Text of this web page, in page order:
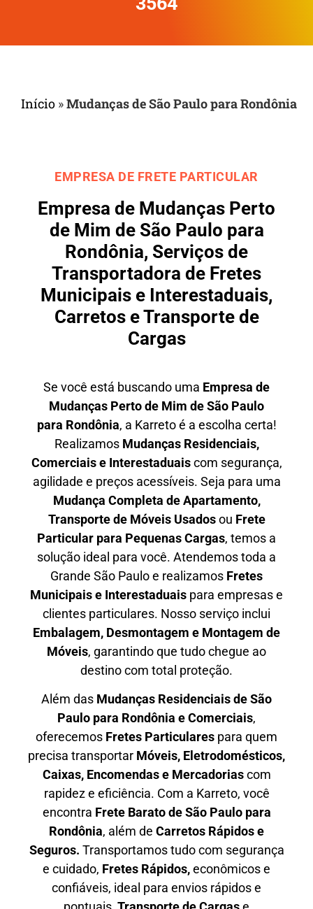
Início »Mudanças de São Paulo para Rondônia
EMPRESA DE FRETE PARTICULAR
Empresa de Mudanças Perto
de Mim de São Paulo para
Rondônia, Serviços de
Transportadora de Fretes
Municipais e Interestaduais,
Carretos e Transporte de
Cargas
Se você está buscando uma Empresa de
Mudanças Perto de Mim de São Paulo
para Rondônia, a Karreto é a escolha certa!
Realizamos Mudanças Residenciais,
Comerciais e Interestaduaiscom segurança,
agilidade e preços acessíveis. Seja para uma
Mudança Completa de Apartamento,
Transporte de Móveis Usadosou Frete
Particular para Pequenas Cargas, temos a
solução ideal para você. Atendemostoda a
Grande São Pauloe realizamos Fretes
Municipais e Interestaduais para empresas e
clientes particulares. Nosso serviço inclui
Embalagem, Desmontagem e Montagem de
Móveis, garantindo que tudo chegue ao
destino com total proteção.
Além das Mudanças Residenciais de São
Paulo para Rondônia e Comerciais,
oferecemos Fretes Particulares para quem
precisa transportar Móveis, Eletrodomésticos,
Caixas, Encomendas e Mercadoriascom
rapidez e eficiência. Com a Karreto, você
encontra Frete Baratode São Paulo para
Rondônia, além de Carretos Rápidos e
Seguros. Transportamos tudo com segurança
e cuidado, Fretes Rápidos,econômicos e
confiáveis, ideal para envios rápidos e